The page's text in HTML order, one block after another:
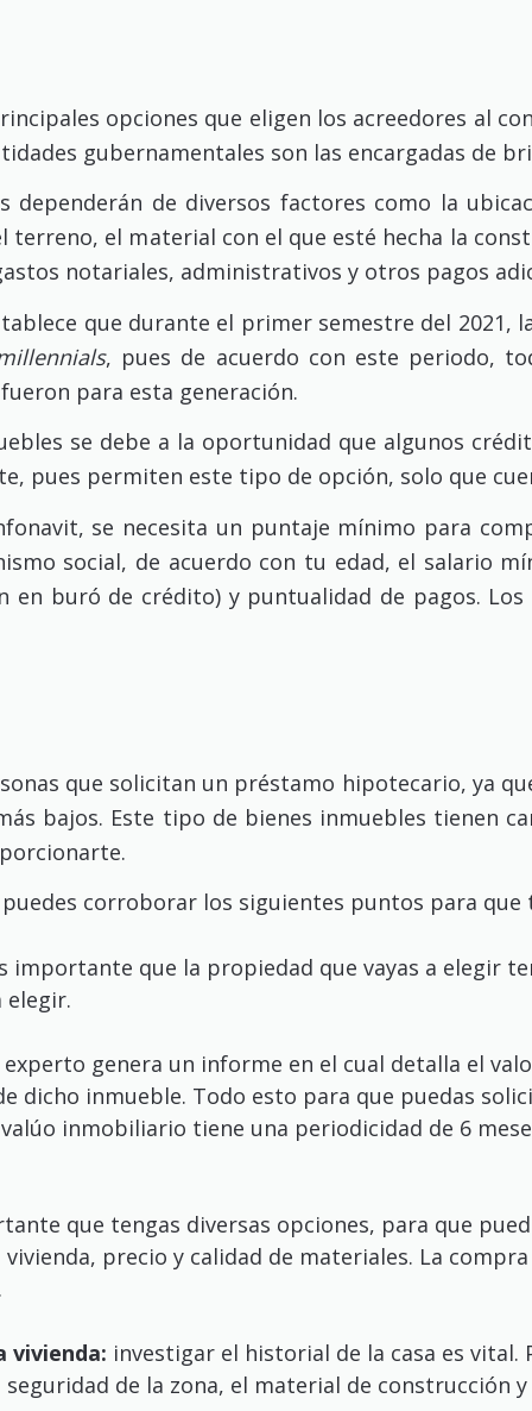
opciones que eligen los acreedores al
gubernamentales son las encargadas de
dependerán de diversos factores como la
el material con el que esté hecha la
notariales, administrativos y otros pagos
que durante el primer semestre del 2021,
, pues de acuerdo con este periodo,
para esta generación.
se debe a la oportunidad que algunos
pues permiten este tipo de opción, solo que
se necesita un puntaje mínimo para
social, de acuerdo con tu edad, el salario
en buró de crédito) y puntualidad de pagos.
que solicitan un préstamo hipotecario, ya
bajos. Este tipo de bienes inmuebles tienen
corroborar los siguientes puntos para
importante que la propiedad que vayas a elegir
elegir.
genera un informe en el cual detalla el
dicho inmueble. Todo esto para que puedas
inmobiliario tiene una periodicidad de 6
que tengas diversas opciones, para que
precio y calidad de materiales. La
vivienda: investigar el historial de la casa es
de la zona, el material de construcción